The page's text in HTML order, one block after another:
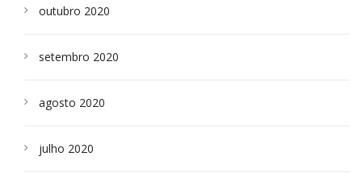
outubro 2020
setembro 2020
agosto 2020
julho 2020